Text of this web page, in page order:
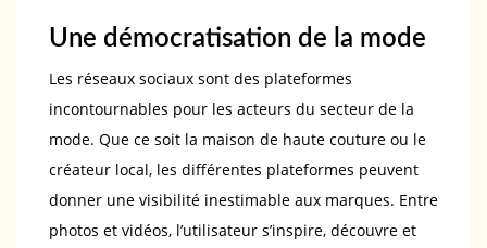
Une démocratisation de la mode
Les réseaux sociaux sont des plateformes
incontournables pour les acteurs du secteur de la
mode. Que ce soit la maison de haute couture ou le
créateur local, les différentes plateformes peuvent
donner une visibilité inestimable aux marques. Entre
photos et vidéos, l’utilisateur s’inspire, découvre et